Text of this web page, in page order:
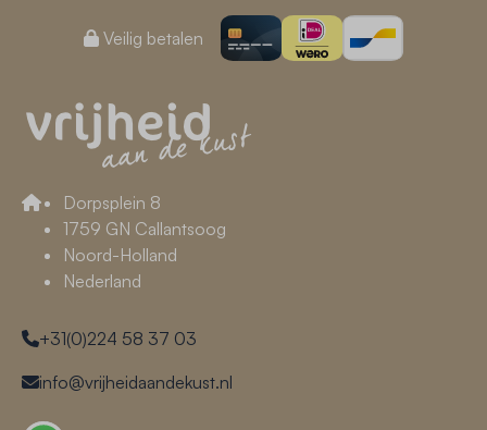
Veilig betalen
Dorpsplein 8
1759 GN Callantsoog
Noord-Holland
Nederland
+31(0)224 58 37 03
info@vrijheidaandekust.nl